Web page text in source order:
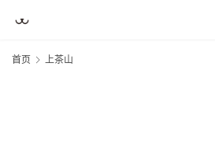
首页 上茶山